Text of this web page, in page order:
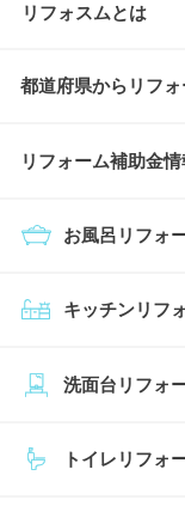
リフォスムとは
都道府県からリフ
リフォーム補助金情
キッチンリフ
お風呂リフォ
トイレリフォ
洗面台リフォ